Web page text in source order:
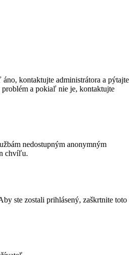
kontaktujte administrátora a pýtajte
problém a pokiaľ nie je, kontaktujte
nedostupným anonymným
chvíľu.
ste zostali prihlásený, zaškrtnite toto